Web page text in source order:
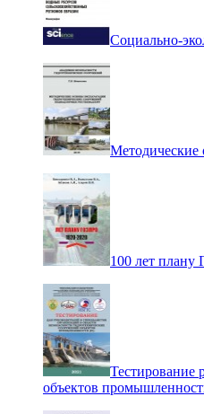
Социально-
Методические
100 лет
Тестирование
объектов